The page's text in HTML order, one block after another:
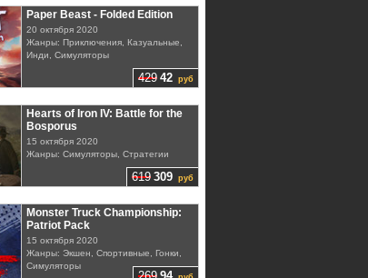
429 42 руб
Paper Beast - Folded Edition
20 октября 2020
Жанры: Приключения, Казуальные,
Инди, Симуляторы
619 309 руб
Hearts of Iron IV: Battle for the
Bosporus
15 октября 2020
Жанры: Симуляторы, Стратегии
Monster Truck Championship:
Patriot Pack
15 октября 2020
Жанры: Экшен, Спортивные, Гонки,
Симуляторы